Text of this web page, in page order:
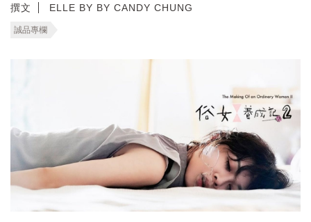
撰文 ELLE BY BY CANDY CHUNG
誠品專欄